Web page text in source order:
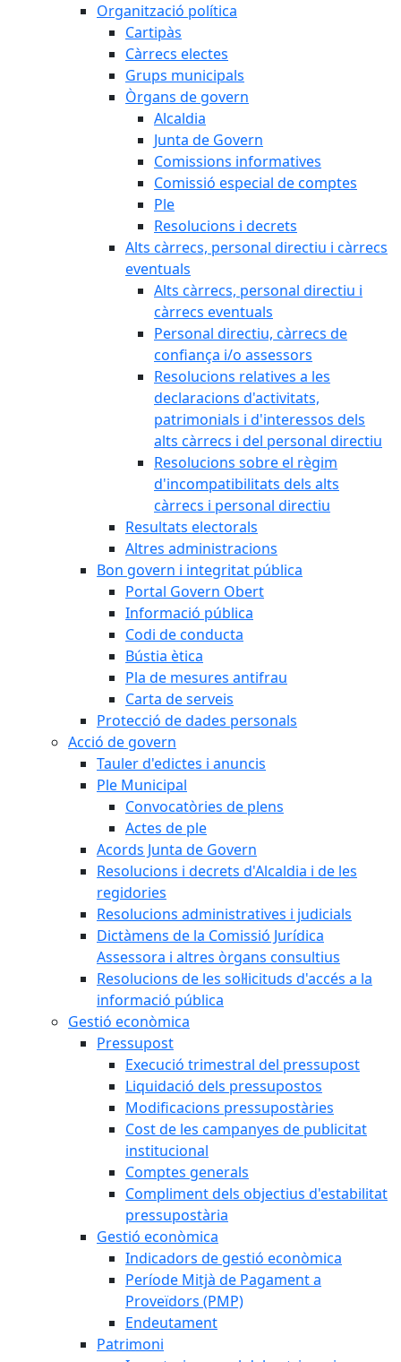
Organització política
Cartipàs
Càrrecs electes
Grups municipals
Òrgans de govern
Alcaldia
Junta de Govern
Comissions informatives
Comissió especial de comptes
Ple
Resolucions i decrets
Alts càrrecs, personal directiu i càrrecs
eventuals
Alts càrrecs, personal directiu i
càrrecs eventuals
Personal directiu, càrrecs de
confiança i/o assessors
Resolucions relatives a les
declaracions d'activitats,
patrimonials i d'interessos dels
alts càrrecs i del personal directiu
Resolucions sobre el règim
d'incompatibilitats dels alts
càrrecs i personal directiu
Resultats electorals
Altres administracions
Bon govern i integritat pública
Portal Govern Obert
Informació pública
Codi de conducta
Bústia ètica
Pla de mesures antifrau
Carta de serveis
Protecció de dades personals
Acció de govern
Tauler d'edictes i anuncis
Ple Municipal
Convocatòries de plens
Actes de ple
Acords Junta de Govern
Resolucions i decrets d'Alcaldia i de les
regidories
Resolucions administratives i judicials
Dictàmens de la Comissió Jurídica
Assessora i altres òrgans consultius
Resolucions de les sol·licituds d'accés a la
informació pública
Gestió econòmica
Pressupost
Execució trimestral del pressupost
Liquidació dels pressupostos
Modificacions pressupostàries
Cost de les campanyes de publicitat
institucional
Comptes generals
Compliment dels objectius d'estabilitat
pressupostària
Gestió econòmica
Indicadors de gestió econòmica
Període Mitjà de Pagament a
Proveïdors (PMP)
Endeutament
Patrimoni